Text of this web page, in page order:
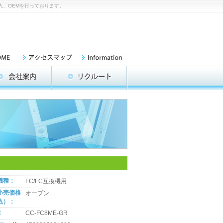
OEMを行っております。
種：
FC/FC互換機用
売価格
）：
オープン
CC-FC8ME-GR